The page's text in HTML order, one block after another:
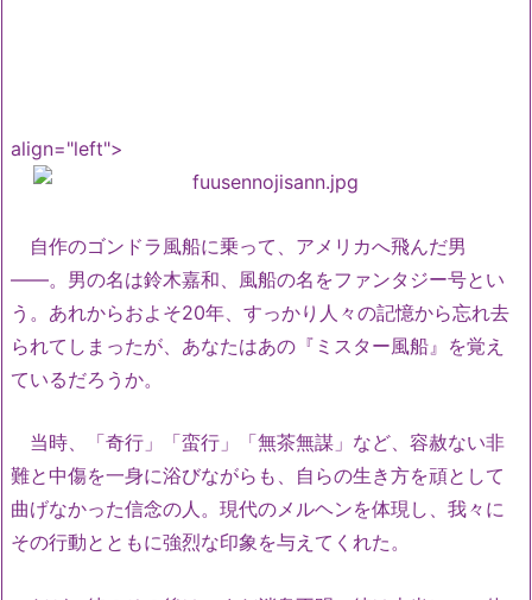
align="left">
自作のゴンドラ風船に乗って、アメリカへ飛んだ男
――。男の名は鈴木嘉和、風船の名をファンタジー号とい
う。あれからおよそ20年、すっかり人々の記憶から忘れ去
られてしまったが、あなたはあの『ミスター風船』を覚え
ているだろうか。
当時、「奇行」「蛮行」「無茶無謀」など、容赦ない非
難と中傷を一身に浴びながらも、自らの生き方を頑として
曲げなかった信念の人。現代のメルヘンを体現し、我々に
その行動とともに強烈な印象を与えてくれた。